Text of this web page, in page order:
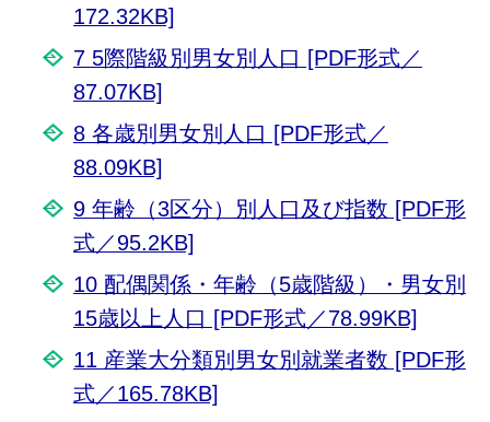
172.32KB]
7 5際階級別男女別人口 [PDF形式／
87.07KB]
8 各歳別男女別人口 [PDF形式／
88.09KB]
9 年齢（3区分）別人口及び指数 [PDF形
式／95.2KB]
10 配偶関係・年齢（5歳階級）・男女別
15歳以上人口 [PDF形式／78.99KB]
11 産業大分類別男女別就業者数 [PDF形
式／165.78KB]